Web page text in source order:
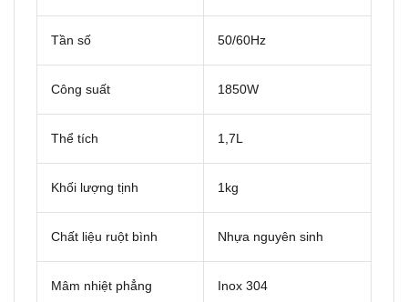
Tần số 50/60Hz
Công suất 1850W
Thể tích 1,7L
Khối lượng tịnh 1kg
Chất liệu ruột bình Nhựa nguyên sinh
Mâm nhiệt phẳng Inox 304